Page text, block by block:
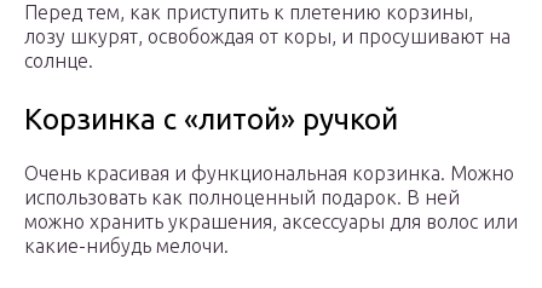
Перед тем, как приступить к плетению корзины,
лозу шкурят, освобождая от коры, и просушивают на
солнце.
Корзинка с «литой» ручкой
Очень красивая и функциональная корзинка. Можно
использовать как полноценный подарок. В ней
можно хранить украшения, аксессуары для волос или
какие-нибудь мелочи.